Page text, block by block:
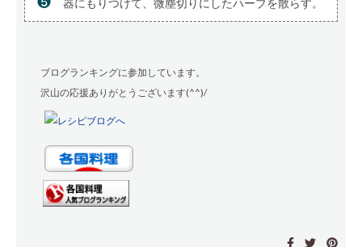
器にもりつけて、微塵切りにしたハーブを散らす。
ブログランキングに参加しています。
沢山の応援ありがとうございます(^^)/